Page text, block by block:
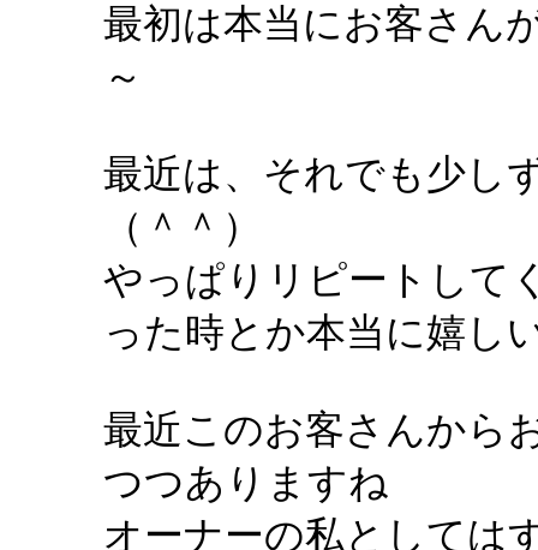
最初は本当にお客さん
～
最近は、それでも少し
（＾＾）
やっぱりリピートして
った時とか本当に嬉し
最近このお客さんから
つつありますね
オーナーの私としては